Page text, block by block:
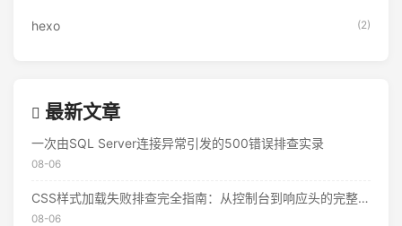
hexo (2)
最新文章
一次由SQL Server连接异常引发的500错误排查实录
08-06
CSS样式加载失败排查完全指南：从控制台到响应头的完整思路
08-06